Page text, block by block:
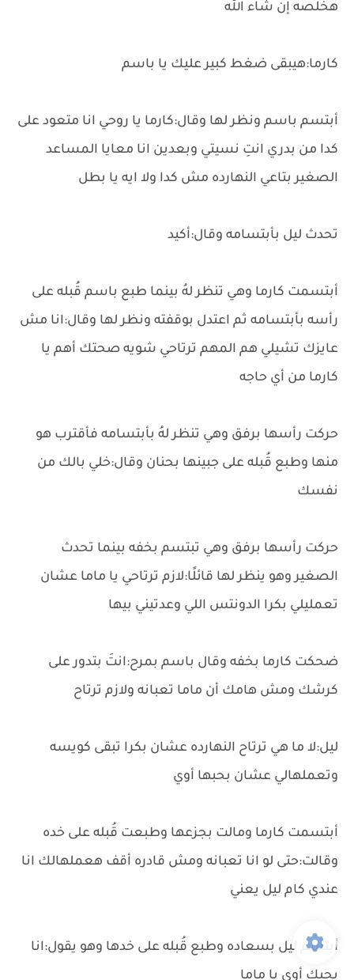
هخلصه إن شاء الله
كارما:هيبقى ضغط كبير عليك يا باسم
أبتسم باسم ونظر لها وقال:كارما يا روحي انا متعود على
كدا من بدري انتِ نسيتي وبعدين انا معايا المساعد
الصغير بتاعي النهارده مش كدا ولا ايه يا بطل
تحدث ليل بأبتسامه وقال:أكيد
أبتسمت كارما وهي تنظر لهُ بينما طبع باسم قُبله على
رأسه بأبتسامه ثم اعتدل بوقفته ونظر لها وقال:انا مش
عايزك تشيلي هم المهم ترتاحي شويه صحتك أهم يا
كارما من أي حاجه
حركت رأسها برفق وهي تنظر لهُ بأبتسامه فأقترب هو
منها وطبع قُبله على جبينها بحنان وقال:خلي بالك من
نفسك
حركت رأسها برفق وهي تبتسم بخفه بينما تحدث
الصغير وهو ينظر لها قائلًا:لازم ترتاحي يا ماما عشان
تعمليلي بكرا الدونتس اللي وعدتيني بيها
ضحكت كارما بخفه وقال باسم بمرح:انتَ بتدور على
كرشك ومش هامك أن ماما تعبانه ولازم ترتاح
ليل:لا ما هي ترتاح النهارده عشان بكرا تبقى كويسه
وتعملهالي عشان بحبها أوي
أبتسمت كارما ومالت بجزعها وطبعت قُبله على خده
وقالت:حتى لو انا تعبانه ومش قادره أقف هعملهالك انا
عندي كام ليل يعني
أبتسم ليل بسعاده وطبع قُبله على خدها وهو يقول:انا
بحبك أوي يا ماما